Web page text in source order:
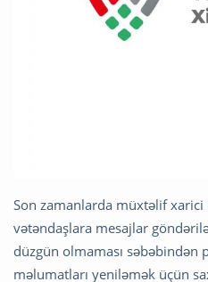
Son zamanlarda müxtəlif
vətəndaşlara mesajlar
düzgün olmaması səbəbindən
məlumatları yeniləmək üçün